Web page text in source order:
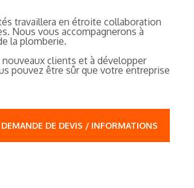
travaillera en étroite collaboration
Nous vous accompagnerons à
la plomberie.
clients et à développer
pouvez être sûr que votre entreprise
DEMANDE DE DEVIS / INFORMATIONS